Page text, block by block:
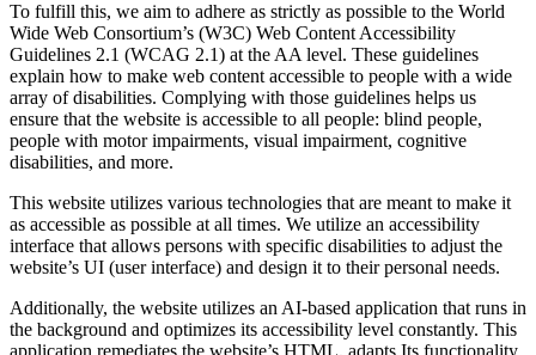
To fulfill this, we aim to adhere as strictly as possible to the World
Wide Web Consortium’s (W3C) Web Content Accessibility
Guidelines 2.1 (WCAG 2.1) at the AA level. These guidelines
explain how to make web content accessible to people with a wide
array of disabilities. Complying with those guidelines helps us
ensure that the website is accessible to all people: blind people,
people with motor impairments, visual impairment, cognitive
disabilities, and more.
This website utilizes various technologies that are meant to make it
as accessible as possible at all times. We utilize an accessibility
interface that allows persons with specific disabilities to adjust the
website’s UI (user interface) and design it to their personal needs.
Additionally, the website utilizes an AI-based application that runs in
the background and optimizes its accessibility level constantly. This